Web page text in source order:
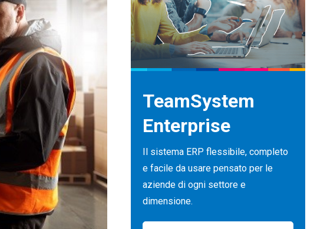
TeamSystem
Enterprise
Il sistema ERP flessibile, completo
e facile da usare pensato per le
aziende di ogni settore e
dimensione.